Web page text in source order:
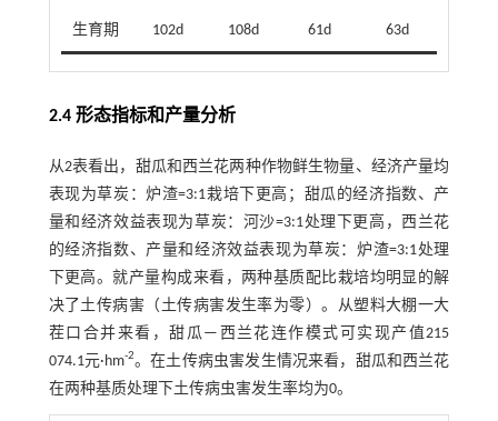
生育期 102d 108d 61d 63d
2.4 形态指标和产量分析
从2表看出，甜瓜和西兰花两种作物鲜生物量、经济产量均
表现为草炭：炉渣=3:1栽培下更高；甜瓜的经济指数、产
量和经济效益表现为草炭：河沙=3:1处理下更高，西兰花
的经济指数、产量和经济效益表现为草炭：炉渣=3:1处理
下更高。就产量构成来看，两种基质配比栽培均明显的解
决了土传病害（土传病害发生率为零）。从塑料大棚一大
茬口合并来看，甜瓜—西兰花连作模式可实现产值215
074.1元·hm-2。在土传病虫害发生情况来看，甜瓜和西兰花
在两种基质处理下土传病虫害发生率均为0。